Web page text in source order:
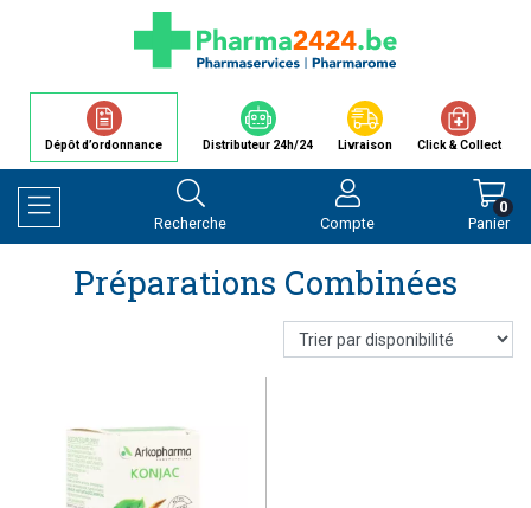
Dépôt d’ordonnance Distributeur 24h/24 Livraison Click & Collect
Afficher la navigation
Recherche Compte Panier
0
Préparations Combinées